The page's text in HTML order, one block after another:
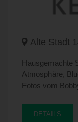
Alte Stadt
Hausgemachte
Atmosphäre,
Fotos vom
DETAILS